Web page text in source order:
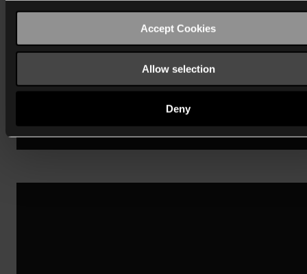
Accept Cookies
Allow selection
Deny
Entdecken